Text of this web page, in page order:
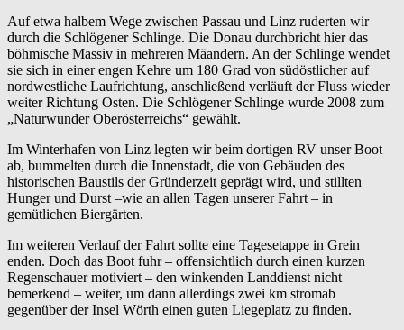
Auf etwa halbem Wege zwischen Passau und Linz ruderten wir
durch die Schlögener Schlinge. Die Donau durchbricht hier das
böhmische Massiv in mehreren Mäandern. An der Schlinge wendet
sie sich in einer engen Kehre um 180 Grad von südöstlicher auf
nordwestliche Laufrichtung, anschließend verläuft der Fluss wieder
weiter Richtung Osten. Die Schlögener Schlinge wurde 2008 zum
„Naturwunder Oberösterreichs“ gewählt.
Im Winterhafen von Linz legten wir beim dortigen RV unser Boot
ab, bummelten durch die Innenstadt, die von Gebäuden des
historischen Baustils der Gründerzeit geprägt wird, und stillten
Hunger und Durst –wie an allen Tagen unserer Fahrt – in
gemütlichen Biergärten.
Im weiteren Verlauf der Fahrt sollte eine Tagesetappe in Grein
enden. Doch das Boot fuhr – offensichtlich durch einen kurzen
Regenschauer motiviert – den winkenden Landdienst nicht
bemerkend – weiter, um dann allerdings zwei km stromab
gegenüber der Insel Wörth einen guten Liegeplatz zu finden.